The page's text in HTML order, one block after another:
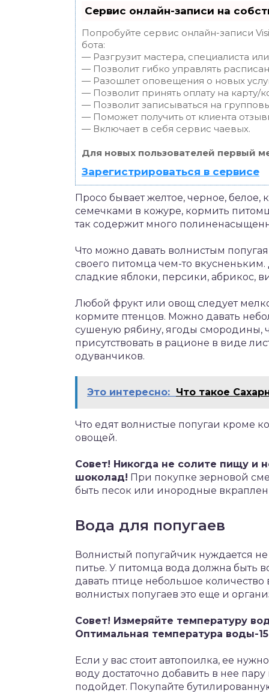
Сервис онлайн-записи на
Попробуйте сервис онлайн-записи
бота:
— Разгрузит мастера, специалиста
— Позволит гибко управлять
— Разошлет оповещения о новых
— Позволит принять оплату на карту/
— Позволит записываться на
— Поможет получить от клиента
— Включает в себя сервис чаевых.
Для новых пользователей первый
Зарегистрироваться в сервисе
Просо бывает желтое, черное, белое,
семечками в кожуре, кормить
так содержит много
Что можно давать волнистым
своего питомца чем-то
сладкие яблоки, персики, абрикос,
Любой фрукт или овощ следует
кормите птенцов. Можно давать
сушеную рябину, ягоды смородины,
присутствовать в рационе в виде
одуванчиков.
Это интересно: Что такое
Что едят волнистые попугаи кроме
овощей.
Совет! Никогда не солите пищу и
шоколад! При покупке зерновой
быть песок или инородные
Вода для попугаев
Волнистый попугайчик нуждается
питье. У питомца вода должна быть
давать птице небольшое
волнистых попугаев это еще и
Совет! Измеряйте температуру
Оптимальная температура воды-
Если у вас стоит автопоилка, ее
воду достаточно добавить в нее
подойдет. Покупайте